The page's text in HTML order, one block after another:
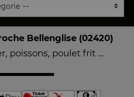
Bellenglise (02420)
poissons, poulet frit ...